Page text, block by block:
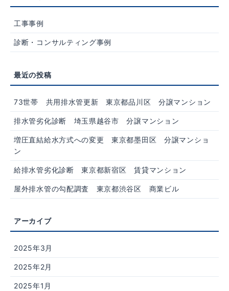
工事事例
診断・コンサルティング事例
73世帯 共用排水管更新 東京都品川区 分譲マンション
排水管劣化診断 埼玉県越谷市 分譲マンション
増圧直結給水方式への変更 東京都墨田区 分譲マンショ
ン
給排水管劣化診断 東京都新宿区 賃貸マンション
屋外排水管の勾配調査 東京都渋谷区 商業ビル
2025年3月
2025年2月
2025年1月